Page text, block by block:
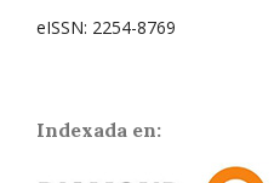
eISSN: 2254-8769
Indexada en: